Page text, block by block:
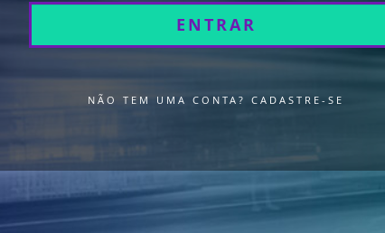
NÃO TEM UMA CONTA? CADASTRE-SE